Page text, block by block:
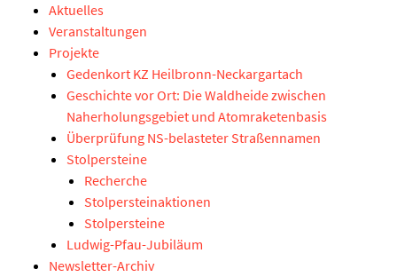
Aktuelles
Veranstaltungen
Projekte
Gedenkort KZ Heilbronn-Neckargartach
Geschichte vor Ort: Die Waldheide zwischen
Naherholungsgebiet und Atomraketenbasis
Überprüfung NS-belasteter Straßennamen
Stolpersteine
Recherche
Stolpersteinaktionen
Stolpersteine
Ludwig-Pfau-Jubiläum
Newsletter-Archiv